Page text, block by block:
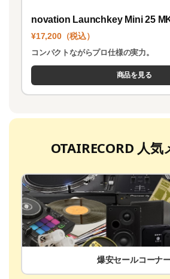
novation Launchkey Mini 25
¥17,200（税込）
コンパクトながらプロ仕様の実力。
商品を見る
OTAIRECORD 人気
爆安セールコーナ